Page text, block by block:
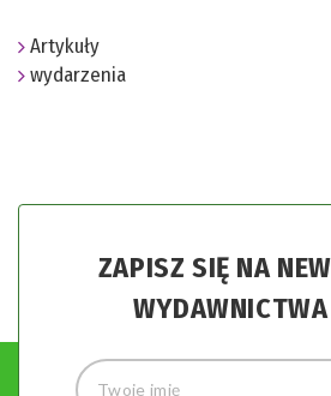
Artykuły
wydarzenia
ZAPISZ SIĘ NA